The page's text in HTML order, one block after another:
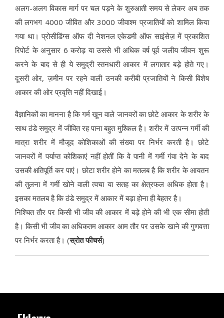
अलग-अलग विकास मार्ग पर चल पड़ने के शुरुआती समय से लेकर अब तक
की लगभग 4000 जीवित और 3000 जीवाश्म प्रजातियों को शामिल किया
गया था। प्रोसीडिंग्स ऑफ दी नेशनल एकेडमी ऑफ साइंसेज़ में प्रकाशित
रिपोर्ट के अनुसार 6 करोड़ या उससे भी अधिक वर्ष पूर्व जलीय जीवन शुरू
करने के बाद से ही ये समुद्री स्तनधारी आकार में लगातार बड़े होते गए।
दूसरी ओर, ज़मीन पर रहने वाली उनकी करीबी प्रजातियों ने किसी विशेष
आकार की ओर प्रवृत्ति नहीं दिखाई।
वैज्ञानिकों का मानना है कि गर्म खून वाले जानवरों का छोटे आकार के शरीर के
साथ ठंडे समुद्र में जीवित रह पाना बहुत मुश्किल है। शरीर में उत्पन्न गर्मी की
मात्रा शरीर में मौजूद कोशिकाओं की संख्या पर निर्भर करती है। छोटे
जानवरों में पर्याप्त कोशिकाएं नहीं होतीं कि वे पानी में गर्मी गंवा देने के बाद
उसकी क्षतिपूर्ति कर पाएं। छोटा शरीर होने का मतलब है कि शरीर के आयतन
की तुलना में गर्मी खोने वाली त्वचा या सतह का क्षेत्रफल अधिक होता है।
इसका मतलब है कि ठंडे समुद्र में आकार में बड़ा होना ही बेहतर है।
निश्चित तौर पर किसी भी जीव की आकार में बड़े होने की भी एक सीमा होती
है। किसी भी जीव का अधिकतम आकार आम तौर पर उसके खाने की गुणवत्ता
पर निर्भर करता है। (स्रोत फीचर्स)